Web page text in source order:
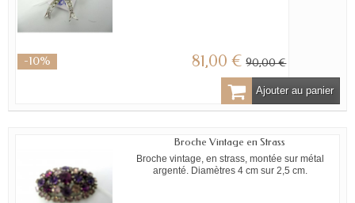
-10% 81,00 € 90,00 €
Ajouter au panier
Broche Vintage en Strass
Broche vintage, en strass, montée sur métal
argenté. Diamètres 4 cm sur 2,5 cm.